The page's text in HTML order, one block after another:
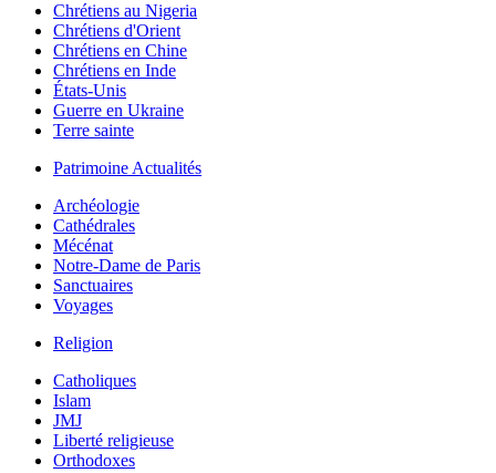
Chrétiens au Nigeria
Chrétiens d'Orient
Chrétiens en Chine
Chrétiens en Inde
États-Unis
Guerre en Ukraine
Terre sainte
Patrimoine Actualités
Archéologie
Cathédrales
Mécénat
Notre-Dame de Paris
Sanctuaires
Voyages
Religion
Catholiques
Islam
JMJ
Liberté religieuse
Orthodoxes